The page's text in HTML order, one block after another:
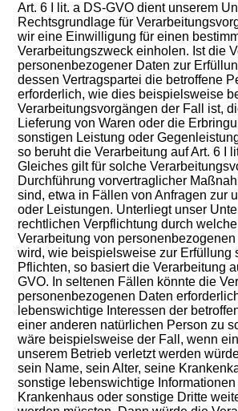
Art. 6 I lit. a DS-GVO dient unserem
Rechtsgrundlage für
wir eine Einwilligung für einen
Verarbeitungszweck einholen. Ist die
personenbezogener Daten zur
dessen Vertragspartei die betroffene
erforderlich, wie dies beispielsweise
Verarbeitungsvorgängen der Fall ist,
Lieferung von Waren oder die
sonstigen Leistung oder
so beruht die Verarbeitung auf Art. 6 I
Gleiches gilt für solche
Durchführung vorvertraglicher
sind, etwa in Fällen von Anfragen zur
oder Leistungen. Unterliegt unser
rechtlichen Verpflichtung durch
Verarbeitung von
wird, wie beispielsweise zur Erfüllung
Pflichten, so basiert die Verarbeitung
GVO. In seltenen Fällen könnte die
personenbezogenen Daten
lebenswichtige Interessen der
einer anderen natürlichen Person zu
wäre beispielsweise der Fall, wenn
unserem Betrieb verletzt werden
sein Name, sein Alter, seine
sonstige lebenswichtige
Krankenhaus oder sonstige Dritte